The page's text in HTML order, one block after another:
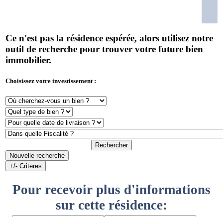
Ce n'est pas la résidence espérée, alors utilisez notre
outil de recherche pour trouver votre future bien
immobilier.
Choisissez votre investissement :
Rechercher
Nouvelle recherche
+/- Criteres
Pour recevoir plus d'informations
sur cette résidence: